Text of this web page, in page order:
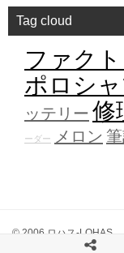
Tag cloud
ファク
ポロシ
ッテリー 修
ーダー メロン
© 2006 ロハス-LOHAS